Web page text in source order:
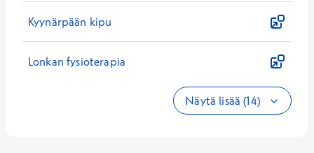
Kyynärpään kipu
Lonkan fysioterapia
Näytä lisää (14)